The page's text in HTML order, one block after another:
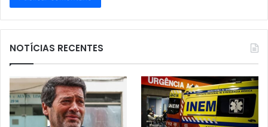
NOTÍCIAS RECENTES